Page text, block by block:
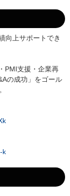
向上サポートでき
PMI支援・企業再
の成功」をゴール
k